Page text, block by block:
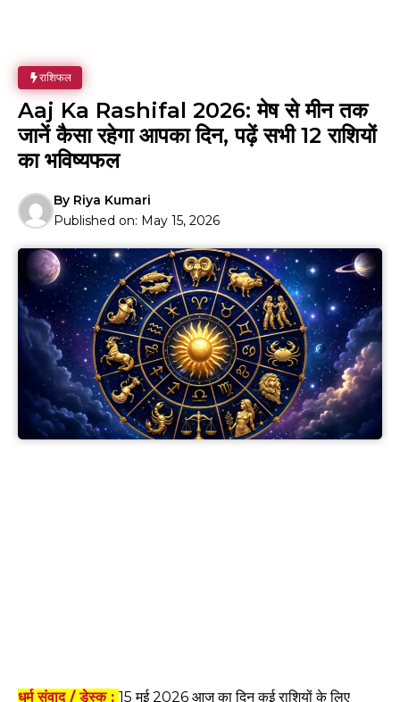
राशिफल
Aaj Ka Rashifal 2026: मेष से मीन तक
जानें कैसा रहेगा आपका दिन, पढ़ें सभी 12 राशियों
का भविष्यफल
By Riya Kumari
Published on: May 15, 2026
धर्म संवाद / डेस्क : 15 मई 2026 आज का दिन कई राशियों के लिए